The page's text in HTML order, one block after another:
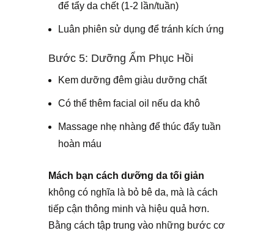
để tẩy da chết (1-2 lần/tuần)
Luân phiên sử dụng để tránh kích ứng
Bước 5: Dưỡng Ẩm Phục Hồi
Kem dưỡng đêm giàu dưỡng chất
Có thể thêm facial oil nếu da khô
Massage nhẹ nhàng để thúc đẩy tuần
hoàn máu
Mách bạn cách dưỡng da tối giản
không có nghĩa là bỏ bê da, mà là cách
tiếp cận thông minh và hiệu quả hơn.
Bằng cách tập trung vào những bước cơ